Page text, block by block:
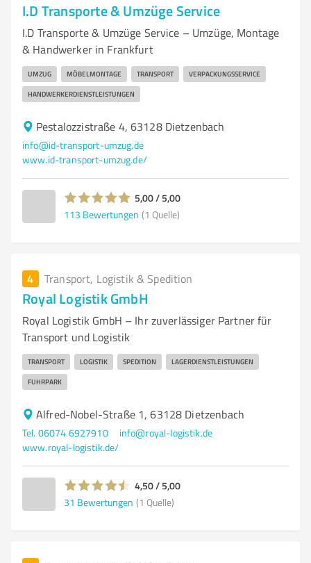
I.D Transporte & Umzüge Service
I.D Transporte & Umzüge Service – Umzüge, Montage
& Handwerker in Frankfurt
UMZUG MÖBELMONTAGE TRANSPORT VERPACKUNGSSERVICE
HANDWERKERDIENSTLEISTUNGEN
Pestalozzistraße 4, 63128 Dietzenbach
info@id-transport-umzug.de
www.id-transport-umzug.de/
5,00 / 5,00
113 Bewertungen (1 Quelle)
4 Transport, Logistik & Spedition
Royal Logistik GmbH
Royal Logistik GmbH – Ihr zuverlässiger Partner für
Transport und Logistik
TRANSPORT LOGISTIK SPEDITION LAGERDIENSTLEISTUNGEN
FUHRPARK
Alfred-Nobel-Straße 1, 63128 Dietzenbach
Tel. 06074 6927910
info@royal-logistik.de
www.royal-logistik.de/
4,50 / 5,00
31 Bewertungen (1 Quelle)